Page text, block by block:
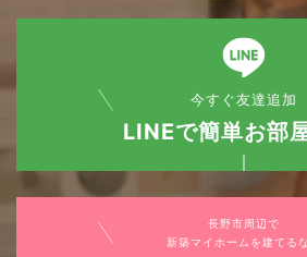
今すぐ友達追加
LINEで簡単お部
長野市周辺で
新築マイホームを建てる